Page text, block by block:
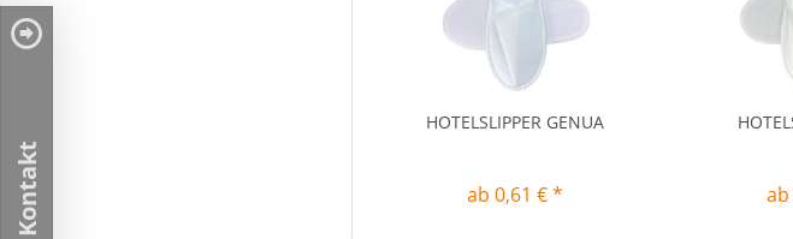
HOTELSLIPPER GENUA
ab 0,61 € *
Kontakt